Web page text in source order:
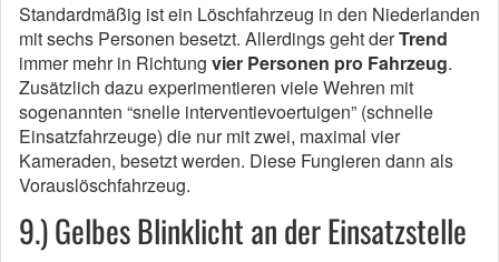
Standardmäßig ist ein Löschfahrzeug in den Niederlanden
mit sechs Personen besetzt. Allerdings geht derTrend
immer mehr in Richtung vier Personen pro Fahrzeug.
Zusätzlich dazu experimentieren viele Wehren mit
sogenannten “snelle interventievoertuigen” (schnelle
Einsatzfahrzeuge) die nur mit zwei, maximal vier
Kameraden, besetzt werden. Diese Fungieren dann als
Vorauslöschfahrzeug.
9.) Gelbes Blinklicht an der Einsatzstelle